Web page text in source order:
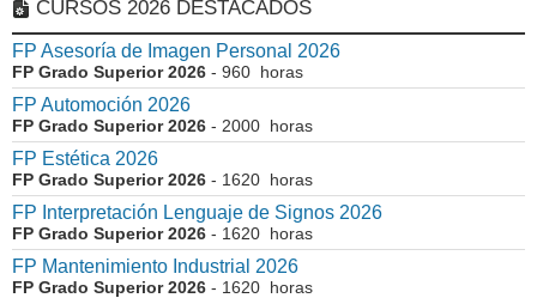
CURSOS 2026 DESTACADOS
FP Asesoría de Imagen Personal 2026
FP Grado Superior 2026 - 960 horas
FP Automoción 2026
FP Grado Superior 2026 - 2000 horas
FP Estética 2026
FP Grado Superior 2026 - 1620 horas
FP Interpretación Lenguaje de Signos 2026
FP Grado Superior 2026 - 1620 horas
FP Mantenimiento Industrial 2026
FP Grado Superior 2026 - 1620 horas